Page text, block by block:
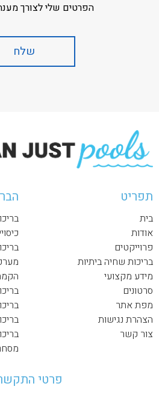
הפרטים שלי לצורך
תפריט
בית
אודות
פרוייקטים
בריכות שחיה ביתיות
מידע מקצועי
סרטונים
מפת אתר
הצהרת נגישות
צור קשר
פרטי